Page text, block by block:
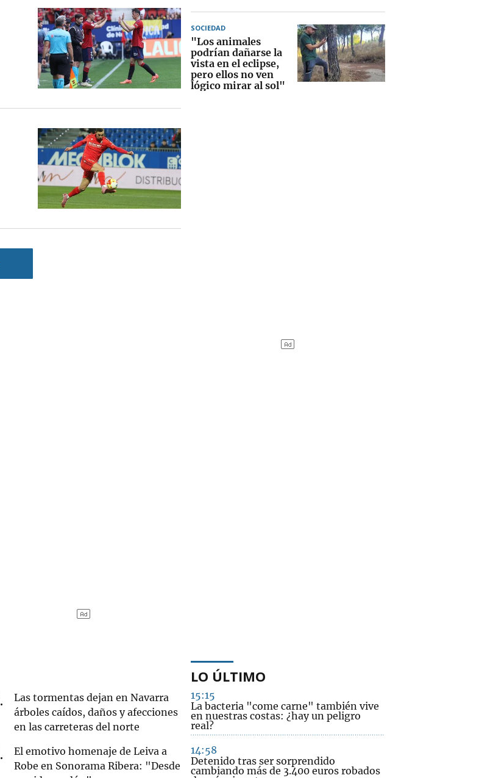
SOCIEDAD
"Los animales
podrían dañarse la
vista en el eclipse,
pero ellos no ven
lógico mirar al sol"
Las tormentas dejan en Navarra
árboles caídos, daños y afecciones
en las carreteras del norte
El emotivo homenaje de Leiva a
Robe en Sonorama Ribera: "Desde
LO ÚLTIMO
15:15
La bacteria "come carne" también vive
en nuestras costas: ¿hay un peligro
real?
14:58
Detenido tras ser sorprendido
cambiando más de 3.400 euros robados